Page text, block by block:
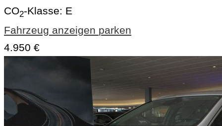
CO2-Klasse: E
Fahrzeug anzeigen parken
4.950 €